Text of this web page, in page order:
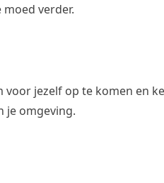
verder.
jezelf op te komen en
je omgeving.